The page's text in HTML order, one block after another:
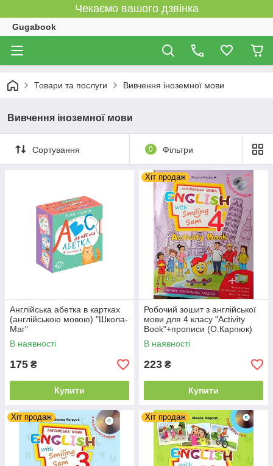
Чекаємо вашого дзвінка
Gugabook
Товари та послуги Вивчення іноземної мови
Вивчення іноземної мови
Сортування 0 Фільтри
Англійська абетка в картках
(англійською мовою) "Школа-
Маг"
В наявності
175 ₴
Купити
Хіт продаж
Робочий зошит з англійської
мови для 4 класу "Activity
Book"+прописи (О.Карпюк)
НУШ "Лібра"
В наявності
223 ₴
Купити
Хіт продаж Хіт продаж